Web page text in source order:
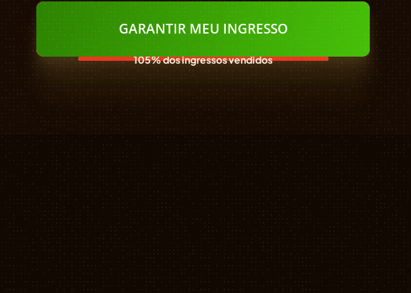
GARANTIR MEU INGRESSO
105% dos ingressos vendidos